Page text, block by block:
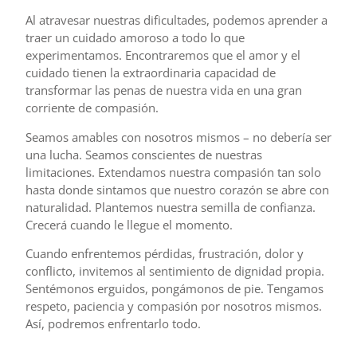
Al atravesar nuestras dificultades, podemos aprender a
traer un cuidado amoroso a todo lo que
experimentamos. Encontraremos que el amor y el
cuidado tienen la extraordinaria capacidad de
transformar las penas de nuestra vida en una gran
corriente de compasión.
Seamos amables con nosotros mismos – no debería ser
una lucha. Seamos conscientes de nuestras
limitaciones. Extendamos nuestra compasión tan solo
hasta donde sintamos que nuestro corazón se abre con
naturalidad. Plantemos nuestra semilla de confianza.
Crecerá cuando le llegue el momento.
Cuando enfrentemos pérdidas, frustración, dolor y
conflicto, invitemos al sentimiento de dignidad propia.
Sentémonos erguidos, pongámonos de pie. Tengamos
respeto, paciencia y compasión por nosotros mismos.
Así, podremos enfrentarlo todo.